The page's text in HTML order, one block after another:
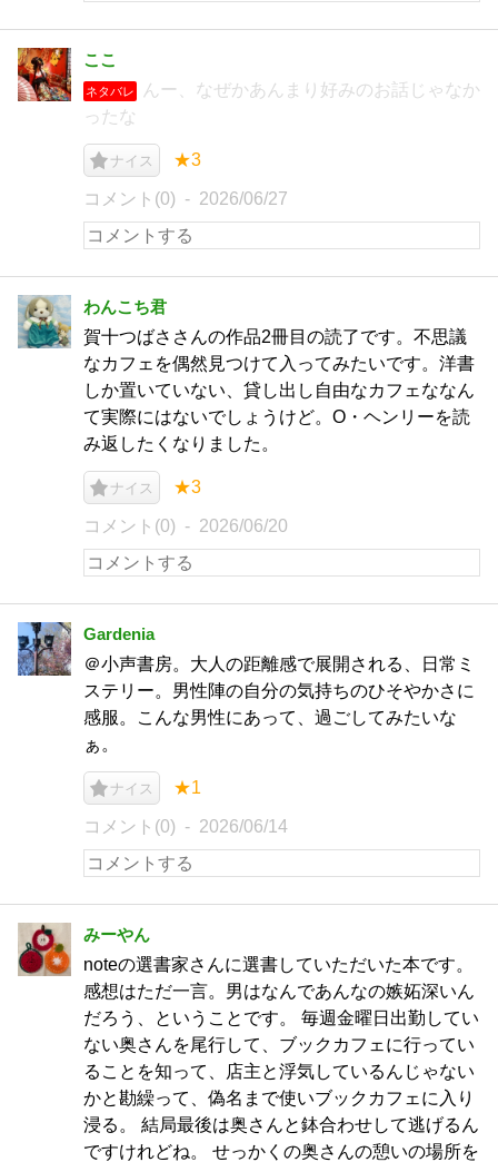
ここ
ネタバレ
んー、なぜかあんまり好みのお話じゃなか
ったな
ナイス ★3
コメント(0) 2026/06/27
わんこち君
賀十つばささんの作品2冊目の読了です。不思議
なカフェを偶然見つけて入ってみたいです。洋書
しか置いていない、貸し出し自由なカフェななん
て実際にはないでしょうけど。O・ヘンリーを読
み返したくなりました。
ナイス ★3
コメント(0) 2026/06/20
Gardenia
＠小声書房。大人の距離感で展開される、日常ミ
ステリー。男性陣の自分の気持ちのひそやかさに
感服。こんな男性にあって、過ごしてみたいな
ぁ。
ナイス ★1
コメント(0) 2026/06/14
みーやん
noteの選書家さんに選書していただいた本です。
感想はただ一言。男はなんであんなの嫉妬深いん
だろう、ということです。 毎週金曜日出勤してい
ない奥さんを尾行して、ブックカフェに行ってい
ることを知って、店主と浮気しているんじゃない
かと勘繰って、偽名まで使いブックカフェに入り
浸る。 結局最後は奥さんと鉢合わせして逃げるん
ですけれどね。 せっかくの奥さんの憩いの場所を